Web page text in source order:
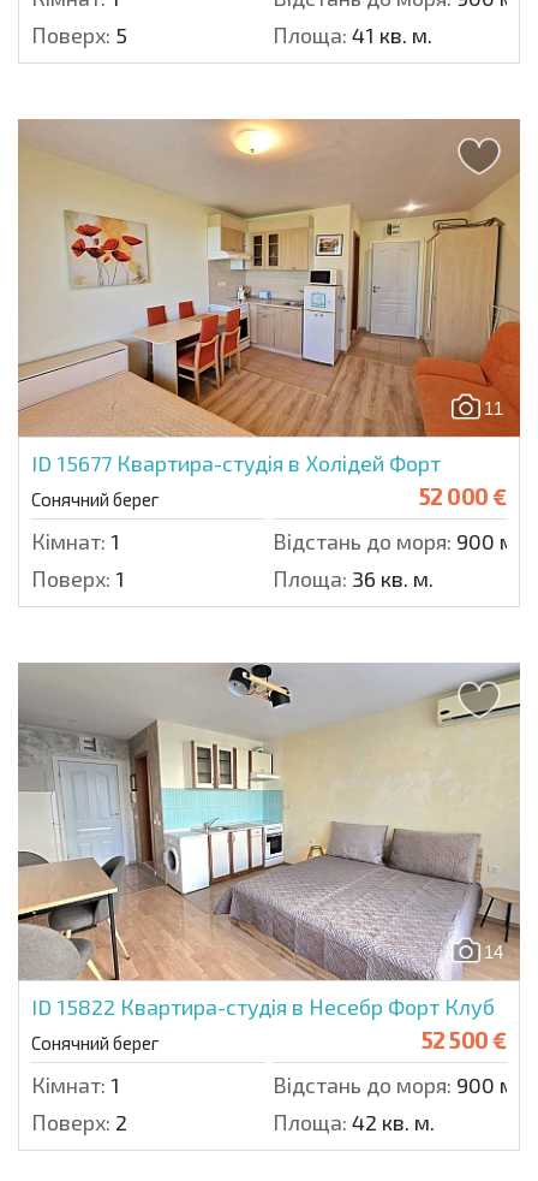
Поверх: 5 Площа: 41 кв. м.
11
ID 15677 Квартира-студія в Холідей Форт
Сонячний берег 52 000 €
Кімнат: 1 Відстань до моря: 900 м.
Поверх: 1 Площа: 36 кв. м.
14
ID 15822 Квартира-студія в Несебр Форт Клуб
Сонячний берег 52 500 €
Кімнат: 1 Відстань до моря: 900 м.
Поверх: 2 Площа: 42 кв. м.